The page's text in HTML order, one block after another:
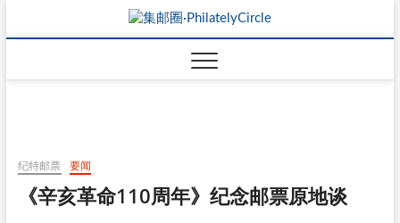
纪特邮票 要闻
《辛亥革命110周年》纪念邮票原地谈